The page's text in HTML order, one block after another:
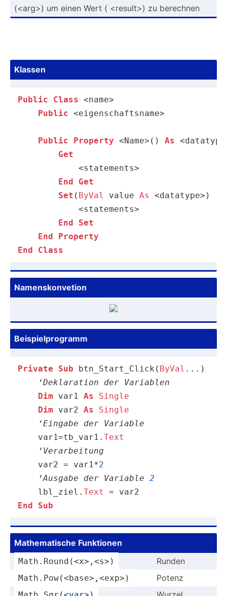
(<a­rg>) um einen Wert ( <re­sul­t>) zu berechnen
Klassen
Public Class <name>
Public <eigenschaftsname>
Public Property <Name>() As
Get
<statements>
End
Get
Set ( ByVal value As
<datatype>)
<statements>
End
Set
End
Property
End
Class
Namens­kon­vetion
Beispi­elp­rogramm
Private Sub btn_Start_Click( ByVal ...)
‘Deklaration der Variablen
Dim var1 As
Single
Dim var2 As
Single
‘Eingabe der Variable
var1=tb_var1. Text
‘Verarbeitung
var2 = var1*2
‘Ausgabe der Variable 2
lbl_ziel. Text
End
Sub
Mathem­atische Funktionen
Math .R­oun­d(<­x>,­<s>) Runden
Math .P­ow(­<ba­se>­,<e­xp>) Potenz